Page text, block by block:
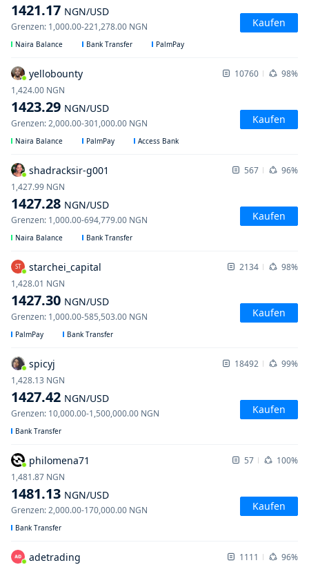
1421.17 NGN/USD
Grenzen: 1,000.00-221,278.00 NGN Kaufen
Naira Balance Bank Transfer PalmPay
yellobounty 10760 98%
1423.29 NGN/USD
1,424.00 NGN
Grenzen:2,000.00-301,000.00 NGN Kaufen
Naira Balance PalmPay Access Bank
shadracksir-g001 567 96%
1427.28 NGN/USD
1,427.99 NGN
Grenzen: 1,000.00-694,779.00 NGN Kaufen
Naira Balance Bank Transfer
ST starchei_capital 2134 98%
1427.30 NGN/USD
1,428.01 NGN
Grenzen: 1,000.00-585,503.00 NGN Kaufen
PalmPay Bank Transfer
spicyj 18492 99%
1427.42 NGN/USD
1,428.13 NGN
Grenzen: 10,000.00-1,500,000.00 NGN Kaufen
Bank Transfer
philomena71 57 100%
1481.13 NGN/USD
1,481.87 NGN
Grenzen:2,000.00-170,000.00 NGN Kaufen
Bank Transfer
adetrading 1111 96%